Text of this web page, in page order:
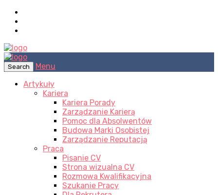
Search
Menu
Artykuły
Kariera
Kariera Porady
Zarządzanie Karierą
Pomoc dla Absolwentów
Budowa Marki Osobistej
Zarządzanie Reputacją
Praca
Pisanie CV
Strona wizualna CV
Rozmowa Kwalifikacyjna
Szukanie Pracy